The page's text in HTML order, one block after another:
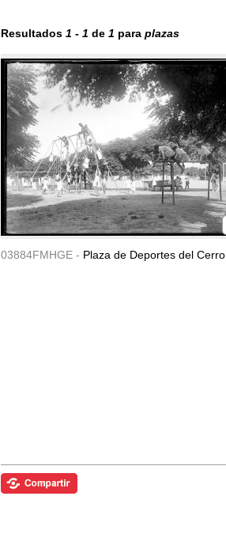
Resultados 1 - 1 de 1 para plazas
03884FMHGE - Plaza de Deportes del Cerro.